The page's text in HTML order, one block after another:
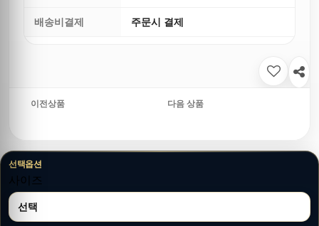
배송비결제 주문시 결제
이전상품 다음 상품
선택옵션
사이즈